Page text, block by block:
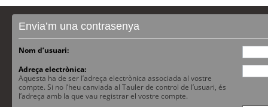
Envia’m una contrasenya
Nom d’usuari:
Adreça electrònica:
Aquesta ha de ser l’adreça electrònica associada al vostre
compte. Si no l’heu canviada al Tauler de control de l’usuari, és
l’adreça amb la que vau registrar el vostre compte.